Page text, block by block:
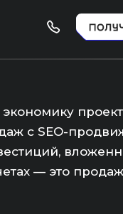
с SEO-
— это